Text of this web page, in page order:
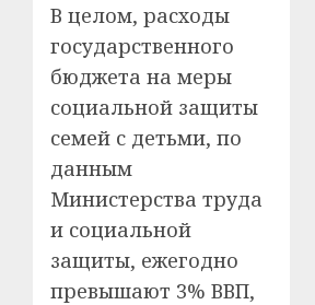
В целом, расходы
государственного
бюджета на меры
социальной защиты
семей с детьми, по
данным
Министерства труда
и социальной
защиты, ежегодно
превышают 3% ВВП,